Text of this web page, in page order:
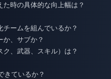
時の具体的な向上幅は？
ームを組んでいるか？
か、サブか？
、武器、スキル）は？
きているか？